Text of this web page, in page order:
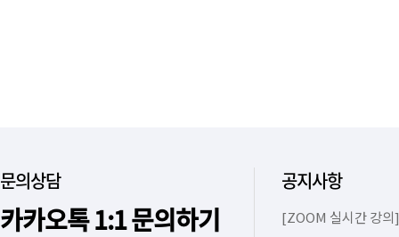
문의상담
카카오톡 1:1 문의하기
공지사항
[ZOOM 실시간 강의